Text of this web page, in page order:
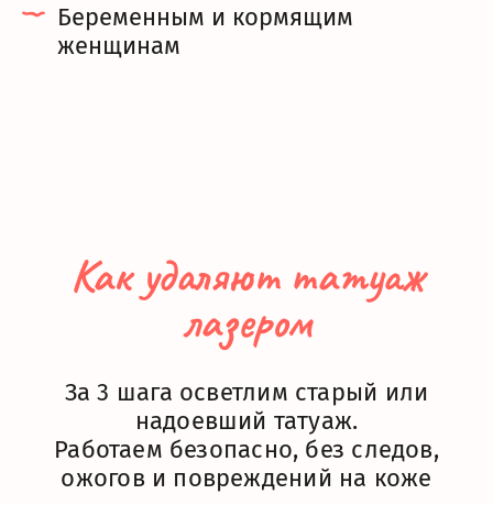
Беременным и кормящим
женщинам
Как удаляют татуаж
лазером
За 3 шага осветлим старый или
надоевший татуаж.
Работаем безопасно, без следов,
ожогов и повреждений на коже